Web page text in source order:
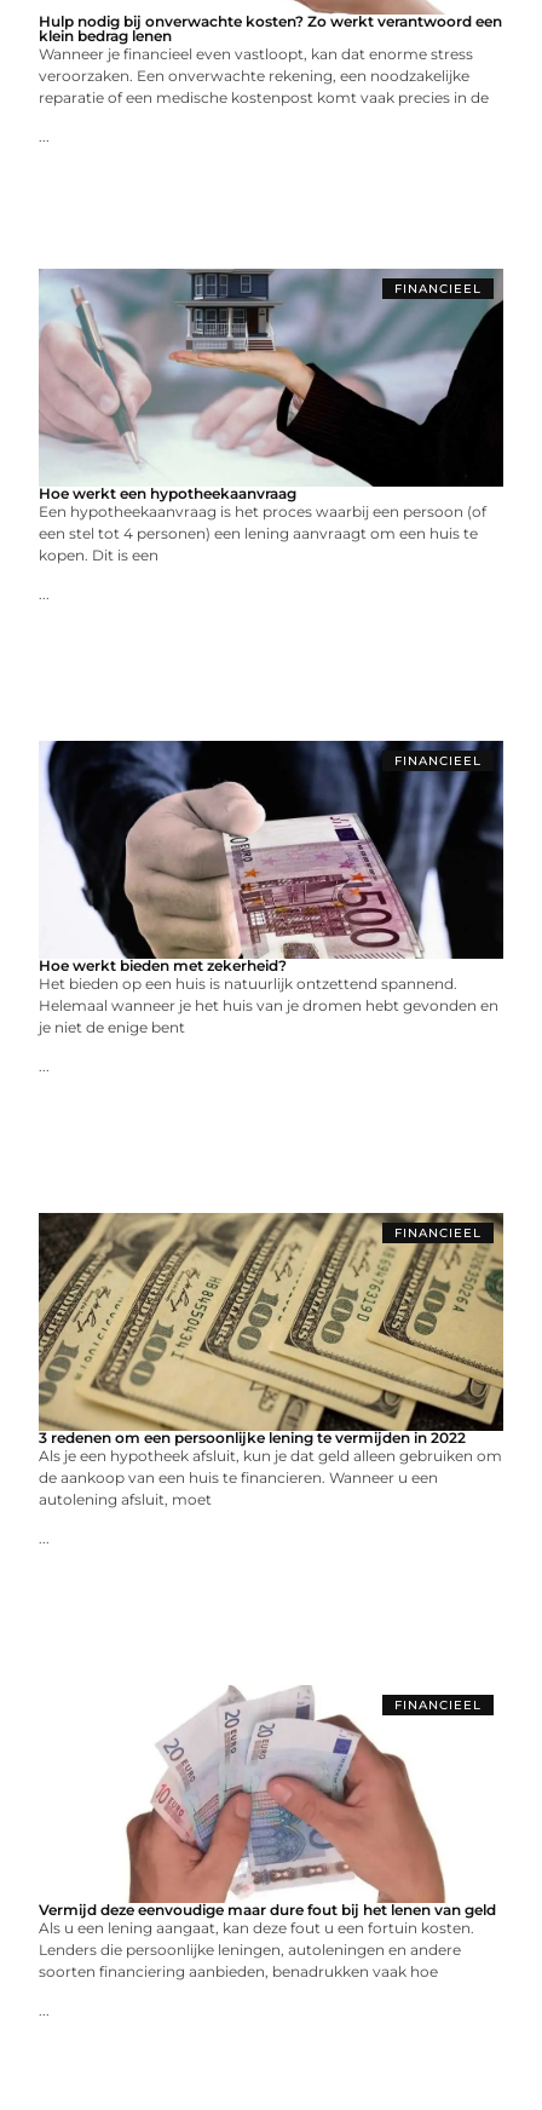
Hulp nodig bij onverwachte kosten? Zo werkt verantwoord een
klein bedrag lenen
Wanneer je financieel even vastloopt, kan dat enorme stress
veroorzaken. Een onverwachte rekening, een noodzakelijke
reparatie of een medische kostenpost komt vaak precies in de
...
FINANCIEEL
Hoe werkt een hypotheekaanvraag
Een hypotheekaanvraag is het proces waarbij een persoon (of
een stel tot 4 personen) een lening aanvraagt om een huis te
kopen. Dit is een
...
FINANCIEEL
Hoe werkt bieden met zekerheid?
Het bieden op een huis is natuurlijk ontzettend spannend.
Helemaal wanneer je het huis van je dromen hebt gevonden en
je niet de enige bent
...
FINANCIEEL
3 redenen om een persoonlijke lening te vermijden in 2022
Als je een hypotheek afsluit, kun je dat geld alleen gebruiken om
de aankoop van een huis te financieren. Wanneer u een
autolening afsluit, moet
...
FINANCIEEL
Vermijd deze eenvoudige maar dure fout bij het lenen van geld
Als u een lening aangaat, kan deze fout u een fortuin kosten.
Lenders die persoonlijke leningen, autoleningen en andere
soorten financiering aanbieden, benadrukken vaak hoe
...